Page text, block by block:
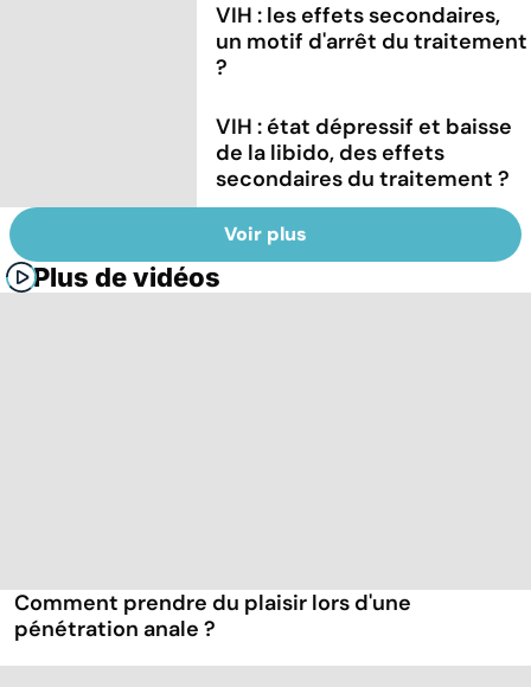
VIH : les effets secondaires,
un motif d'arrêt du traitement
?
VIH : état dépressif et baisse
de la libido, des effets
secondaires du traitement ?
Voir plus
Plus de vidéos
Comment prendre du plaisir lors d'une
pénétration anale ?